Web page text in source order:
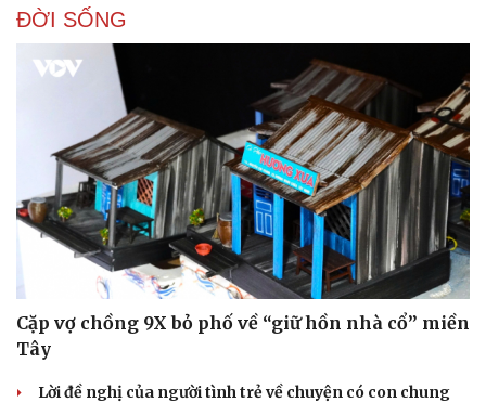
Dinh dưỡng - món ngon
Cây thuốc
Sản phụ khoa
Nhi khoa
Nam khoa
Làm đẹp - giảm cân
Phòng mạch online
Ăn sạch sống khỏe
Đời sống
Nhà đẹp
Blog
Tình yêu - Gia đình
ĐỜI SỐNG
Cặp vợ chồng 9X bỏ phố về “giữ hồn nhà cổ” miền
Tây
Lời đề nghị của người tình trẻ về chuyện có con chung